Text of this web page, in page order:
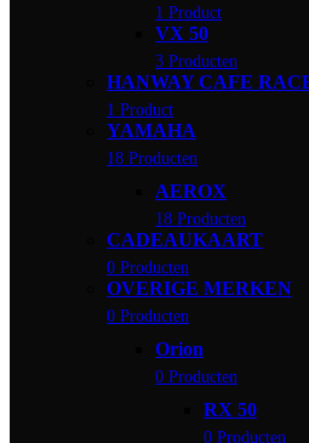
1 Product
VX 50
3 Producten
HANWAY CAFE
1 Product
YAMAHA
18 Producten
AEROX
18 Producten
CADEAUKAART
0 Producten
OVERIGE MERKEN
0 Producten
Orion
0 Producten
RX 50
0 Producten